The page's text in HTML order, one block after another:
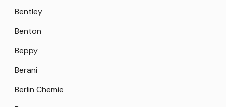
Bentley
Benton
Beppy
Berani
Berlin Chemie